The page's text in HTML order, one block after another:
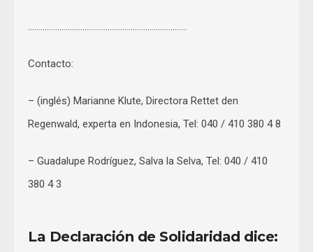
……………………………………………………………….…
Contacto:
– (inglés) Marianne Klute, Directora Rettet den
Regenwald, experta en Indonesia, Tel: 040 / 410 380 4 8
– Guadalupe Rodríguez, Salva la Selva, Tel: 040 / 410
380 4 3
La Declaración de Solidaridad dice: